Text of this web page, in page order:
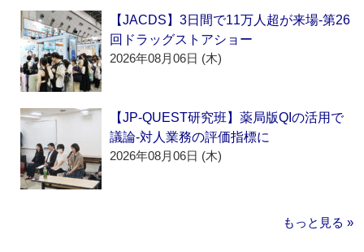
【JACDS】3日間で11万人超が来場‐第26
回ドラッグストアショー
2026年08月06日 (木)
【JP-QUEST研究班】薬局版QIの活用で
議論‐対人業務の評価指標に
2026年08月06日 (木)
もっと見る »